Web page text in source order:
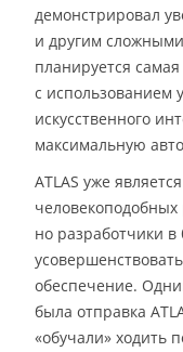
демонстрировал
и другим
планируется
с использованием
искусственного
максимальную
ATLAS уже
человекоподобных
но разработчики
обеспечение.
была отправка
«обучали» ходить